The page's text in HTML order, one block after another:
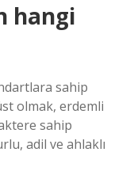
hangi
sahip
olmak, erdemli
sahip
adil ve ahlaklı